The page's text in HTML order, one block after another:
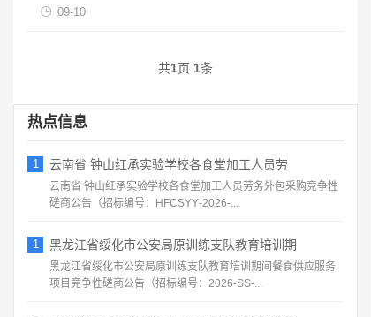
鸡东衣村商业银行股份有限公司基层取睡型煤采购项目，已
09-10
共1页 1条
热点信息
1 云南省 钟山红承实验学校各食堂加工人员劳
云南省 钟山红承实验学校各食堂加工人员劳务外包采购竞争性
磋商公告（招标编号：HFCSYY‑2026‑...
1 黑龙江省绥化市公安局原训练支队教育培训期
黑龙江省绥化市公安局原训练支队教育培训期间餐食供应服务
项目竞争性磋商公告（招标编号：2026‑SS‑...